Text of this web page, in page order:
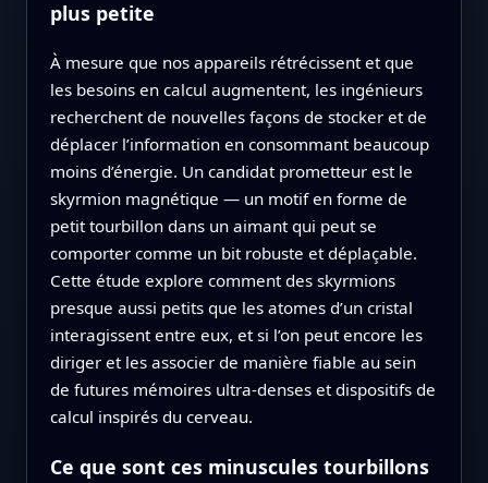
plus petite
À mesure que nos appareils rétrécissent et que
les besoins en calcul augmentent, les ingénieurs
recherchent de nouvelles façons de stocker et de
déplacer l’information en consommant beaucoup
moins d’énergie. Un candidat prometteur est le
skyrmion magnétique — un motif en forme de
petit tourbillon dans un aimant qui peut se
comporter comme un bit robuste et déplaçable.
Cette étude explore comment des skyrmions
presque aussi petits que les atomes d’un cristal
interagissent entre eux, et si l’on peut encore les
diriger et les associer de manière fiable au sein
de futures mémoires ultra‑denses et dispositifs de
calcul inspirés du cerveau.
Ce que sont ces minuscules tourbillons